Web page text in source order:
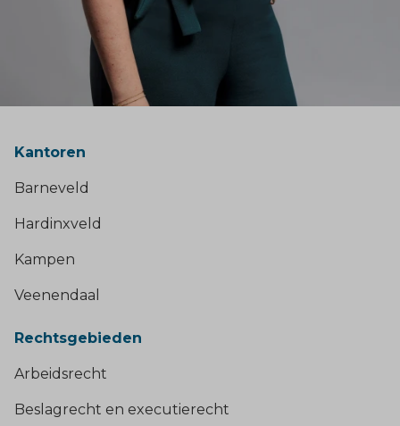
Kantoren
Barneveld
Hardinxveld
Kampen
Veenendaal
Rechtsgebieden
Arbeidsrecht
Beslagrecht en executierecht